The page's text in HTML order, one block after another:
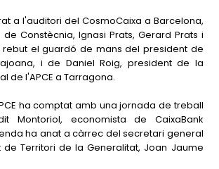
a l'auditori del CosmoCaixa a Barcelona,
Constècnia, Ignasi Prats, Gerard Prats i
rebut el guardó de mans del president de
i de Daniel Roig, president de la
de l'APCE a Tarragona.
ha comptat amb una jornada de treball
Montoriol, economista de CaixaBank
ha anat a càrrec del secretari general
Territori de la Generalitat, Joan Jaume